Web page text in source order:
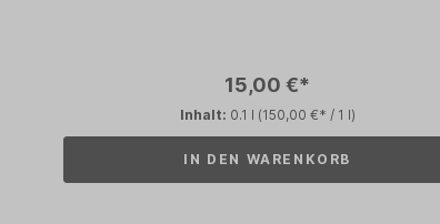
15,00 €*
Inhalt: 0.1 l (150,00 €* / 1 l)
IN DEN WARENKORB